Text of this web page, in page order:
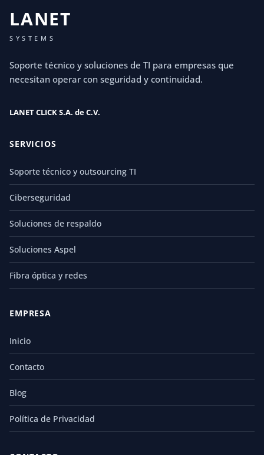
LANET
SYSTEMS
Soporte técnico y soluciones de TI para empresas que
necesitan operar con seguridad y continuidad.
LANET CLICK S.A. de C.V.
SERVICIOS
Soporte técnico y outsourcing TI
Ciberseguridad
Soluciones de respaldo
Soluciones Aspel
Fibra óptica y redes
EMPRESA
Inicio
Contacto
Blog
Política de Privacidad